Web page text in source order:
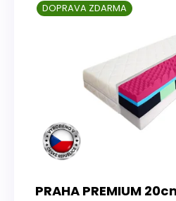
PRAHA PREMIUM
DOPRAVA ZDARMA